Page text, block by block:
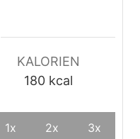
KALORIEN
180 kcal
1x 2x 3x